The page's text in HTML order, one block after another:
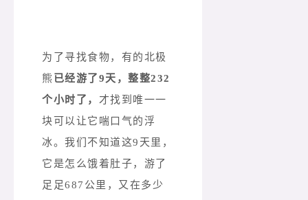
为了寻找食物，有的北极
熊 已经游了9天，整整232
个小时了， 才找到唯一一
块可以让它喘口气的浮
冰。我们不知道这9天里，
它是怎么饿着肚子，游了
足足687公里，又在多少